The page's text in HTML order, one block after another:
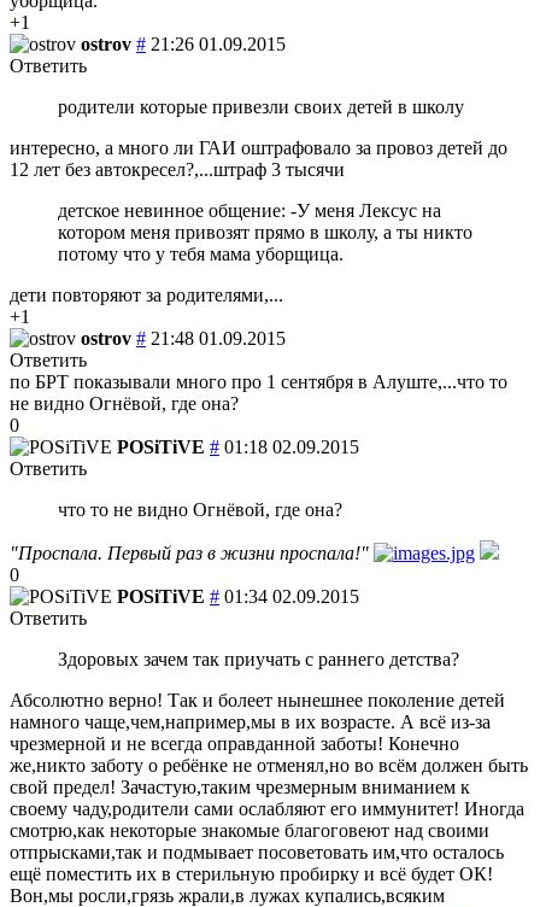
+1
ostrov # 21:26 01.09.2015
Ответить
родители которые привезли своих детей в школу
интересно, а много ли ГАИ оштрафовало за провоз детей до
12 лет без автокресел?,...штраф 3 тысячи
детское невинное общение: -У меня Лексус на
котором меня привозят прямо в школу, а ты никто
потому что у тебя мама уборщица.
дети повторяют за родителями,...
+1
ostrov # 21:48 01.09.2015
Ответить
по БРТ показывали много про 1 сентября в Алуште,...что то
не видно Огнёвой, где она?
0
POSiTiVE # 01:18 02.09.2015
Ответить
что то не видно Огнёвой, где она?
"Проспала. Первый раз в жизни проспала!"
0
POSiTiVE # 01:34 02.09.2015
Ответить
Здоровых зачем так приучать с раннего детства?
Абсолютно верно! Так и болеет нынешнее поколение детей
намного чаще,чем,например,мы в их возрасте. А всё из-за
чрезмерной и не всегда оправданной заботы! Конечно
же,никто заботу о ребёнке не отменял,но во всём должен быть
свой предел! Зачастую,таким чрезмерным вниманием к
своему чаду,родители сами ослабляют его иммунитет! Иногда
смотрю,как некоторые знакомые благоговеют над своими
отпрысками,так и подмывает посоветовать им,что осталось
ещё поместить их в стерильную пробирку и всё будет ОК!
Вон,мы росли,грязь жрали,в лужах купались,всяким